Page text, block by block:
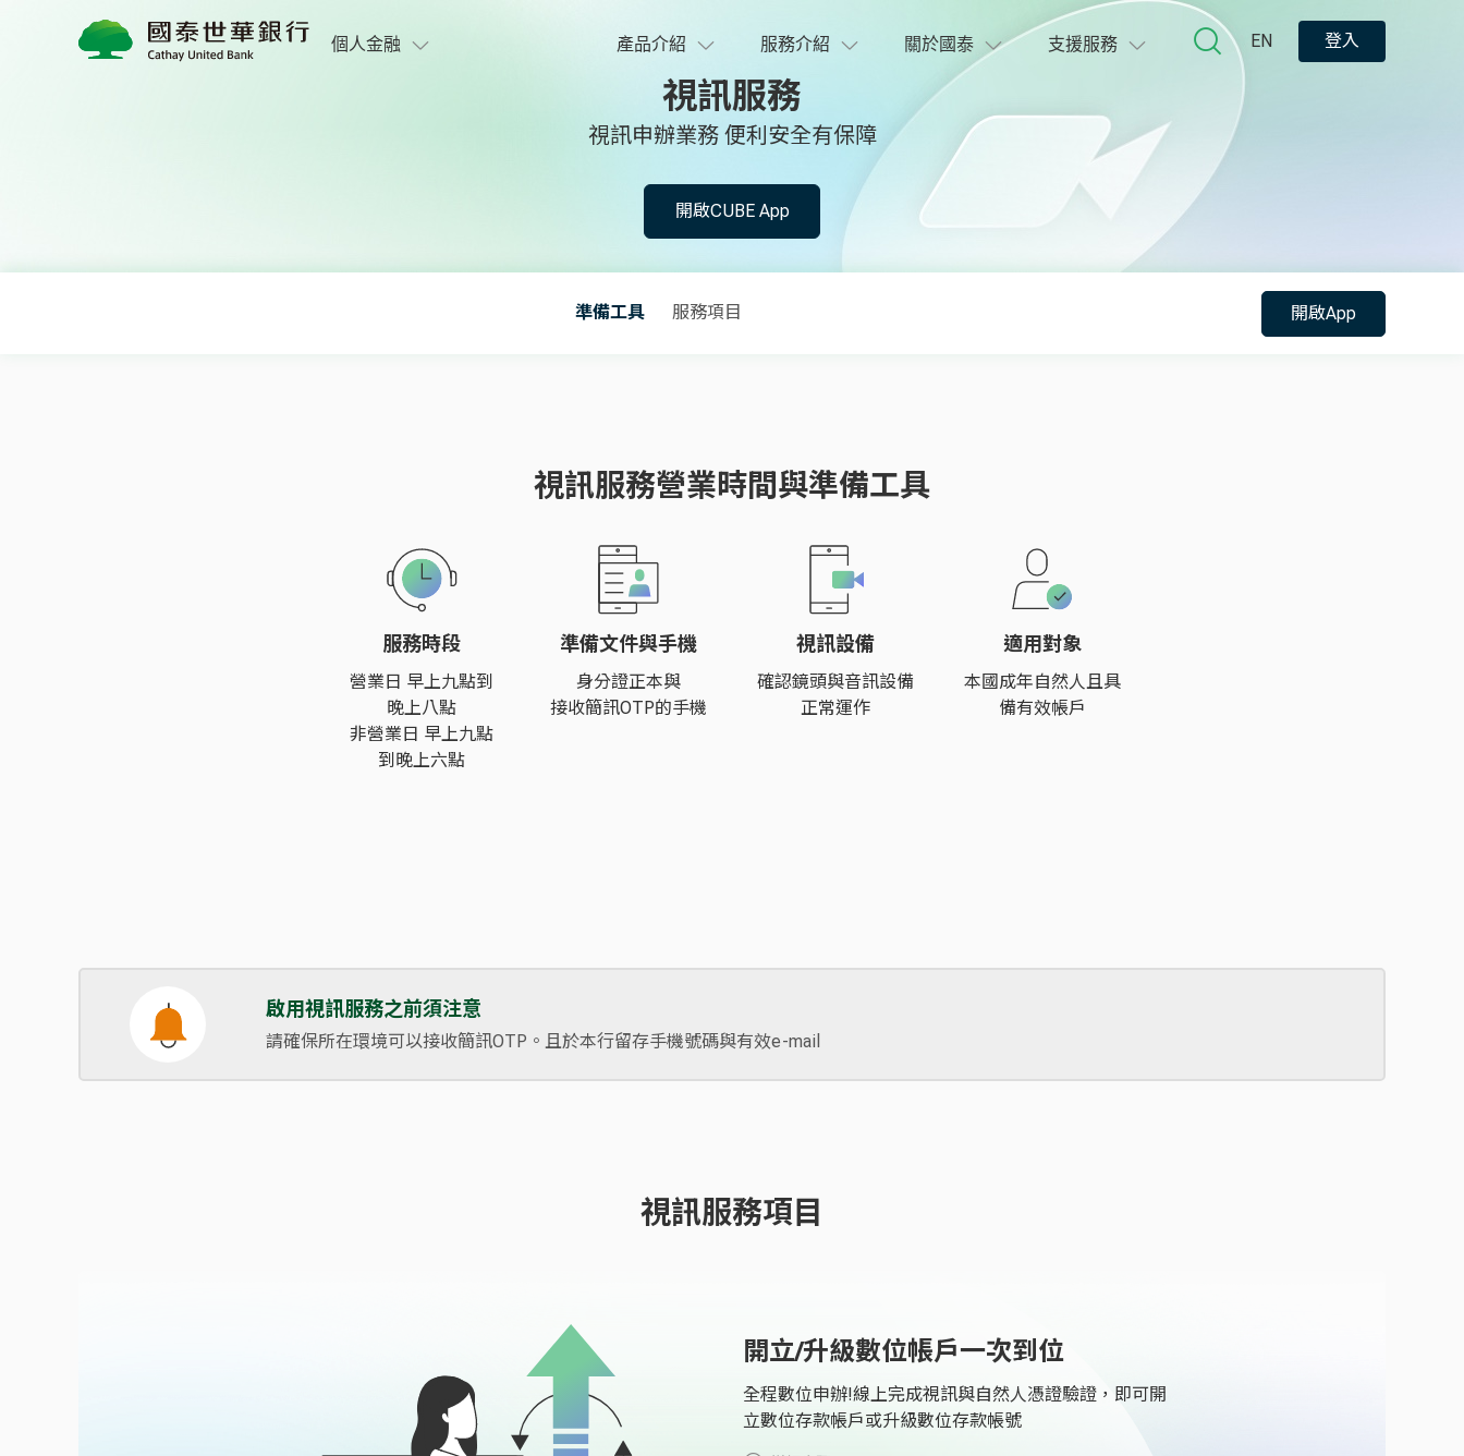
個人金融 產品介紹 服務介紹 關於國泰 支援服務 EN 登入
視訊服務
視訊申辦業務 便利安全有保障
開啟CUBE App
準備工具 服務項目 開啟App
視訊服務營業時間與準備工具
服務時段
營業日 早上九點到
晚上八點
非營業日 早上九點
到晚上六點
準備文件與手機
身分證正本與
接收簡訊OTP的手機
視訊設備
確認鏡頭與音訊設備
正常運作
適用對象
本國成年自然人且具
備有效帳戶
啟用視訊服務之前須注意
請確保所在環境可以接收簡訊OTP。且於本行留存手機號碼與有效e-mail
視訊服務項目
開立/升級數位帳戶一次到位
全程數位申辦!線上完成視訊與自然人憑證驗證，即可開
立數位存款帳戶或升級數位存款帳號